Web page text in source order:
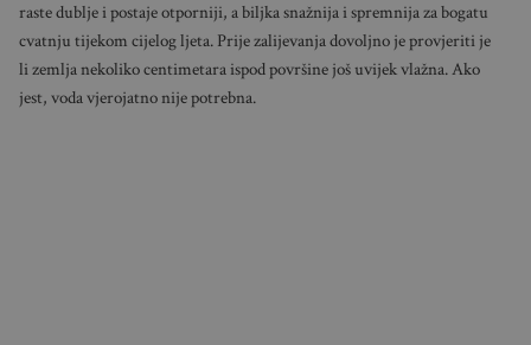
raste dublje i postaje otporniji, a biljka snažnija i spremnija za bogatu
cvatnju tijekom cijelog ljeta. Prije zalijevanja dovoljno je provjeriti je
li zemlja nekoliko centimetara ispod površine još uvijek vlažna. Ako
jest, voda vjerojatno nije potrebna.